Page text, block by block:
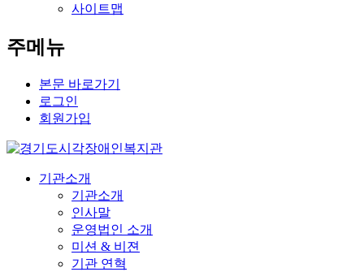
사이트맵
주메뉴
본문 바로가기
로그인
회원가입
기관소개
기관소개
인사말
운영법인 소개
미션 & 비젼
기관 연혁